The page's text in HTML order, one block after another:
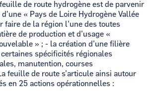
de route hydrogène est de parvenir
d’une « Pays de Loire Hydrogène Vallée
faire de la région l’une des toutes
de production et d’usage «
» ; - la création d’une filière
certaines spécificités régionales
manutention, courses
feuille de route s’articule ainsi autour
en 25 actions opérationnelles :